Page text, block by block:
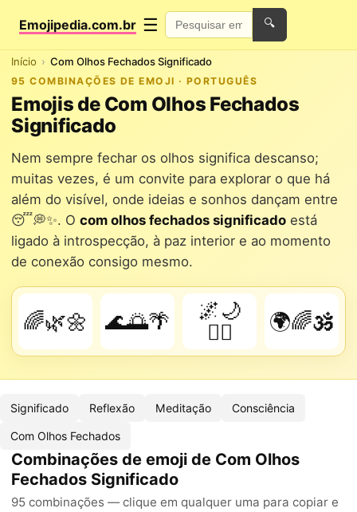
Emojipedia.com.br ☰ 🔍
Início Com Olhos Fechados Significado
95 COMBINAÇÕES DE EMOJI · PORTUGUÊS
Emojis de Com Olhos Fechados
Significado
Nem sempre fechar os olhos significa descanso;
muitas vezes, é um convite para explorar o que há
além do visível, onde ideias e sonhos dançam entre
😴💭✨. O com olhos fechados significado está
ligado à introspecção, à paz interior e ao momento
de conexão consigo mesmo.
🌈🌿🌼 🌊🌅🌴
🌌🌙
🧘‍♂️
🌍🌈🕉️
Significado Reflexão Meditação Consciência
Com Olhos Fechados
Combinações de emoji de Com Olhos
Fechados Significado
95 combinações — clique em qualquer uma para copiar e